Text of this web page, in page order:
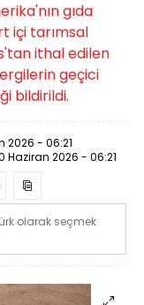
gıda
içi tarımsal
ithal edilen
geçici
bildirildi.
2026 - 06:21
Haziran 2026 - 06:21
olarak seçmek